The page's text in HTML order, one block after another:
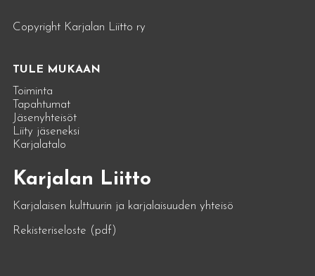
Copyright Karjalan Liitto ry
TULE MUKAAN
Toiminta
Tapahtumat
Jäsenyhteisöt
Liity jäseneksi
Karjalatalo
Karjalan Liitto
Karjalaisen kulttuurin ja karjalaisuuden yhteisö
Rekisteriseloste (pdf)